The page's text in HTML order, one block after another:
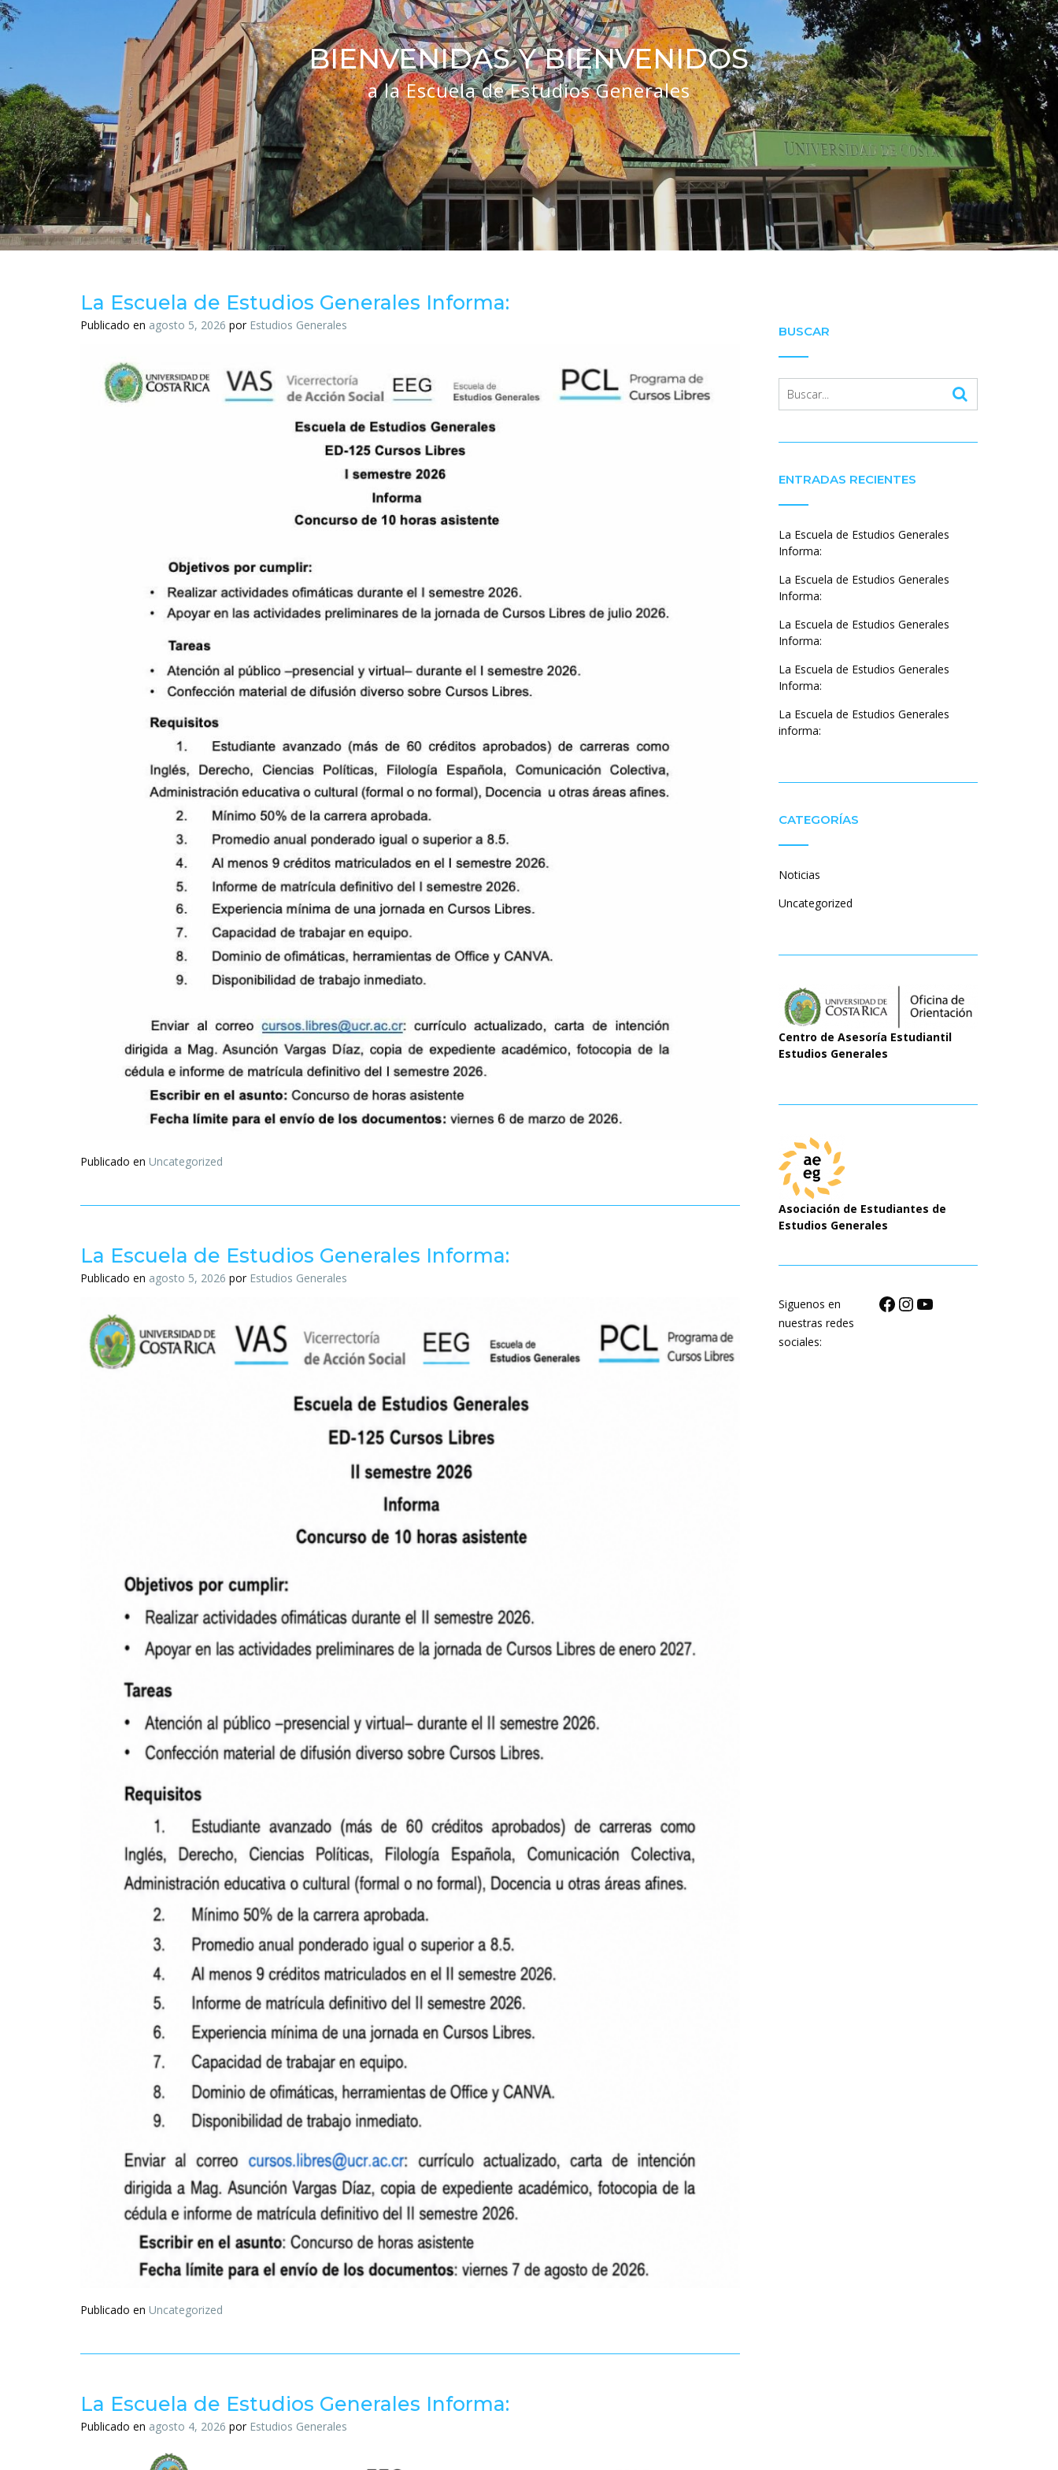
BIENVENIDAS Y BIENVENIDOS
a la Escuela de Estudios Generales
La Escuela de Estudios Generales Informa:
Publicado en agosto 5, 2026 por Estudios Generales
Publicado en Uncategorized
La Escuela de Estudios Generales Informa:
Publicado en agosto 5, 2026 por Estudios Generales
Publicado en Uncategorized
La Escuela de Estudios Generales Informa:
Publicado en agosto 4, 2026 por Estudios Generales
BUSCAR
ENTRADAS RECIENTES
La Escuela de Estudios Generales
Informa:
La Escuela de Estudios Generales
Informa:
La Escuela de Estudios Generales
Informa:
La Escuela de Estudios Generales
Informa:
La Escuela de Estudios Generales
informa:
CATEGORÍAS
Noticias
Uncategorized
Centro de Asesoría Estudiantil
Estudios Generales
Asociación de Estudiantes de
Estudios Generales
Siguenos en
nuestras redes
sociales:
Facebook InstagramYouTube